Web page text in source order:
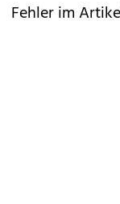
Fehler im